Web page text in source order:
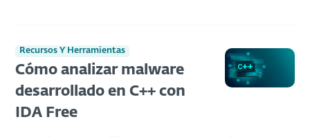
Recursos Y Herramientas
Cómo analizar malware
desarrollado en C++ con
IDA Free